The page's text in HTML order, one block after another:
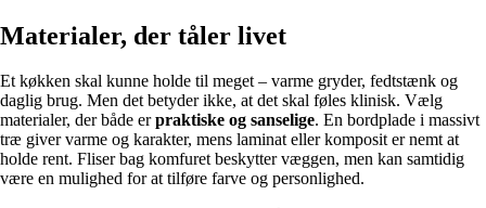
Materialer, der tåler livet
Et køkken skal kunne holde til meget – varme gryder, fedtstænk og
daglig brug. Men det betyder ikke, at det skal føles klinisk. Vælg
materialer, der både erpraktiske og sanselige. En bordplade i massivt
træ giver varme og karakter, mens laminat eller komposit er nemt at
holde rent. Fliser bag komfuret beskytter væggen, men kan samtidig
være en mulighed for at tilføre farve og personlighed.